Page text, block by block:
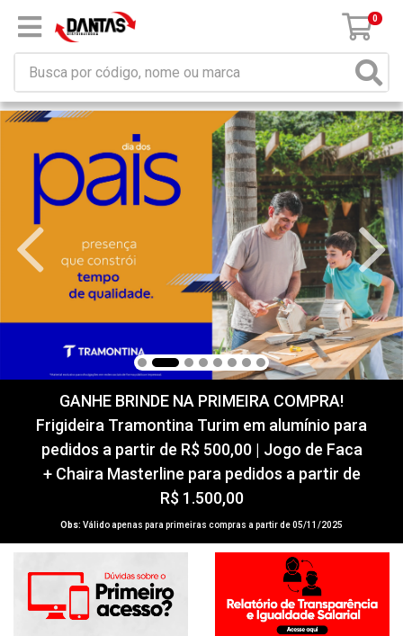
Receba da DANTAS DISTRIBUIDORA mensagem de
promoções e novidades em seu computador e/ou
celular!
Não permitir Permitir
Powered by SendPulse
×
0
GANHE BRINDE NA PRIMEIRA COMPRA!
Frigideira Tramontina Turim em alumínio para
pedidos a partir de R$ 500,00 | Jogo de Faca
+ Chaira Masterline para pedidos a partir de
R$ 1.500,00